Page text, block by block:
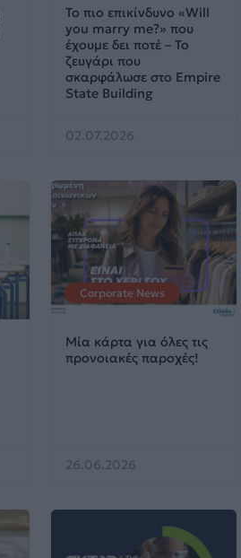
Το πιο επικίνδυνο «Will
you marry me?» που
έχουμε δει ποτέ – Το
ζευγάρι που
σκαρφάλωσε στο Empire
State Building
02.07.2026
Corporate News
Μία κάρτα για όλες τις
προνοιακές παροχές!
26.06.2026